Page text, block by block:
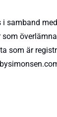
samband
som är